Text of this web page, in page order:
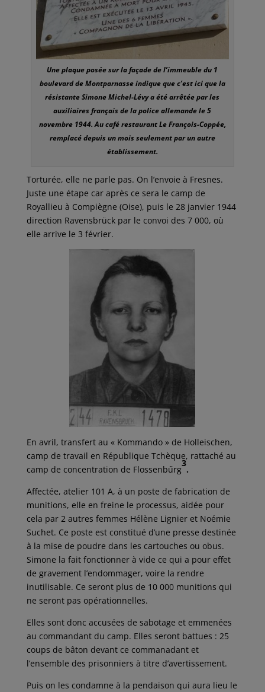
Une plaque posée sur la façade de l’immeuble du 1
boulevard de Montparnasse indique que c’est ici que la
résistante Simone Michel-Lévy a été arrêtée par les
auxiliaires français de la police allemande le 5
novembre 1944. Au café restaurant Le François-Coppée,
remplacé depuis un mois seulement par un autre
établissement.
Torturée, elle ne parle pas. On l’envoie à Fresnes.
Juste une étape car après ce sera le camp de
Royallieu à Compiègne (Oise), puis le 28 janvier 1944
direction Ravensbrück par le convoi des 7 000, où
elle arrive le 3 février.
En avril, transfert au « Kommando » de Holleischen,
camp de travail en République Tchèque, rattaché au
camp de concentration de Flossenbűrg
3
.
Affectée, atelier 101 A, à un poste de fabrication de
munitions, elle en freine le processus, aidée pour
cela par 2 autres femmes Hélène Lignier et Noémie
Suchet. Ce poste est constitué d’une presse destinée
à la mise de poudre dans les cartouches ou obus.
Simone la fait fonctionner à vide ce qui a pour effet
de gravement l’endommager, voire la rendre
inutilisable. Ce seront plus de 10 000 munitions qui
ne seront pas opérationnelles.
Elles sont donc accusées de sabotage et emmenées
au commandant du camp. Elles seront battues : 25
coups de bâton devant ce commanadant et
l’ensemble des prisonniers à titre d’avertissement.
Puis on les condamne à la pendaison qui aura lieu le